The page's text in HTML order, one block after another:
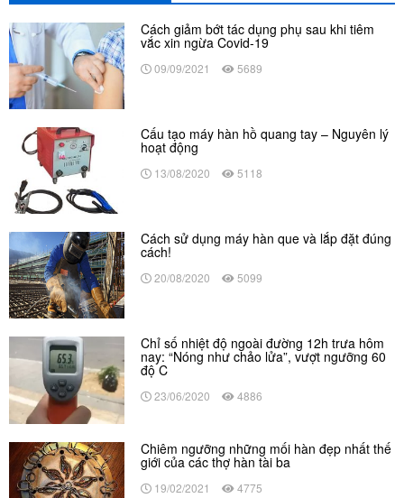
Cách giảm bớt tác dụng phụ sau khi tiêm
vắc xin ngừa Covid-19
09/09/2021 5689
Cấu tạo máy hàn hồ quang tay – Nguyên lý
hoạt động
13/08/2020 5118
Cách sử dụng máy hàn que và lắp đặt đúng
cách!
20/08/2020 5099
Chỉ số nhiệt độ ngoài đường 12h trưa hôm
nay: “Nóng như chảo lửa”, vượt ngưỡng 60
độ C
23/06/2020 4886
Chiêm ngưỡng những mối hàn đẹp nhất thế
giới của các thợ hàn tài ba
19/02/2021 4775